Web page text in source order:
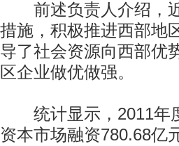
前述负责人介绍，近
措施，积极推进西部地
导了社会资源向西部优
区企业做优做强。
统计显示，2011年
资本市场融资780.68亿